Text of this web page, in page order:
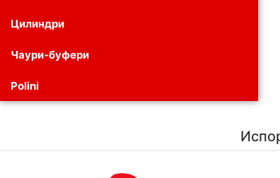
Цилиндри
Чаури-буфери
Polini